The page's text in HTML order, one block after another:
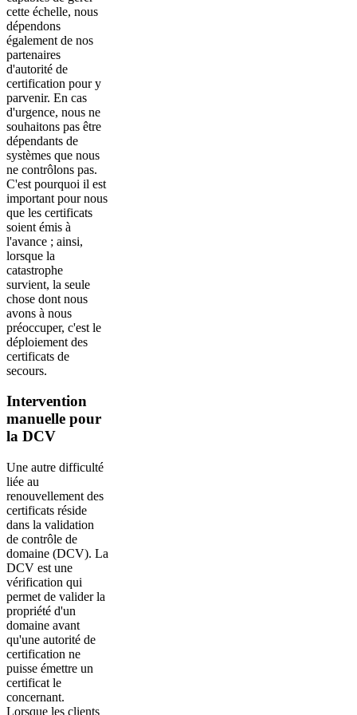
cette échelle, nous
dépendons
également de nos
partenaires
d'autorité de
certification pour y
parvenir. En cas
d'urgence, nous ne
souhaitons pas être
dépendants de
systèmes que nous
ne contrôlons pas.
C'est pourquoi il est
important pour nous
que les certificats
soient émis à
l'avance ; ainsi,
lorsque la
catastrophe
survient, la seule
chose dont nous
avons à nous
préoccuper, c'est le
déploiement des
certificats de
secours.
Intervention
manuelle pour
la DCV
Une autre difficulté
liée au
renouvellement des
certificats réside
dans la validation
de contrôle de
domaine (DCV). La
DCV est une
vérification qui
permet de valider la
propriété d'un
domaine avant
qu'une autorité de
certification ne
puisse émettre un
certificat le
concernant.
Lorsque les clients